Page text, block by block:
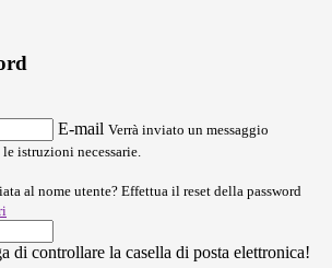
E-mail Verrà inviato un messaggio
istruzioni necessarie.
al nome utente? Effettua il reset della password
di controllare la casella di posta elettronica!